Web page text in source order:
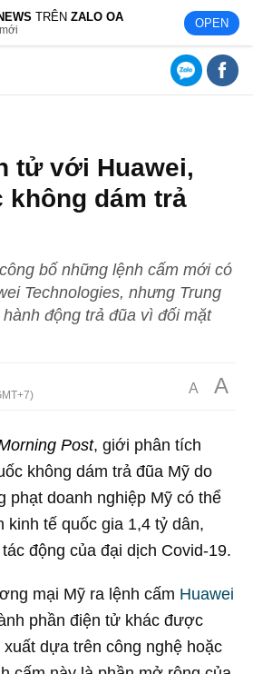
TRÊNZALO OA OPEN
tử với Huawei,
không dám trả
bố những lệnh cấm mới có
Technologies, nhưng Trung
động trả đũa vì đối mặt
A A
Post, giới phân tích
không dám trả đũa Mỹ do
phạt doanh nghiệp Mỹ có thể
kinh tế quốc gia 1,4 tỷ dân,
động của đại dịch Covid-19.
mại Mỹ ra lệnh cấm Huawei
phần điện tử khác được
dựa trên công nghệ hoặc